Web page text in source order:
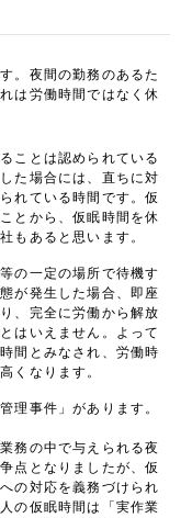
。夜間の勤務のあるた
は労働時間ではなく休
ことは認められている
た場合には、直ちに対
れている時間です。仮
とから、仮眠時間を休
もあると思います。
の一定の場所で待機す
が発生した場合、即座
、完全に労働から解放
はいえません。よって
間とみなされ、労働時
くなります。
理事件」があります。
務の中で与えられる夜
点となりましたが、仮
の対応を義務づけられ
の仮眠時間は「実作業